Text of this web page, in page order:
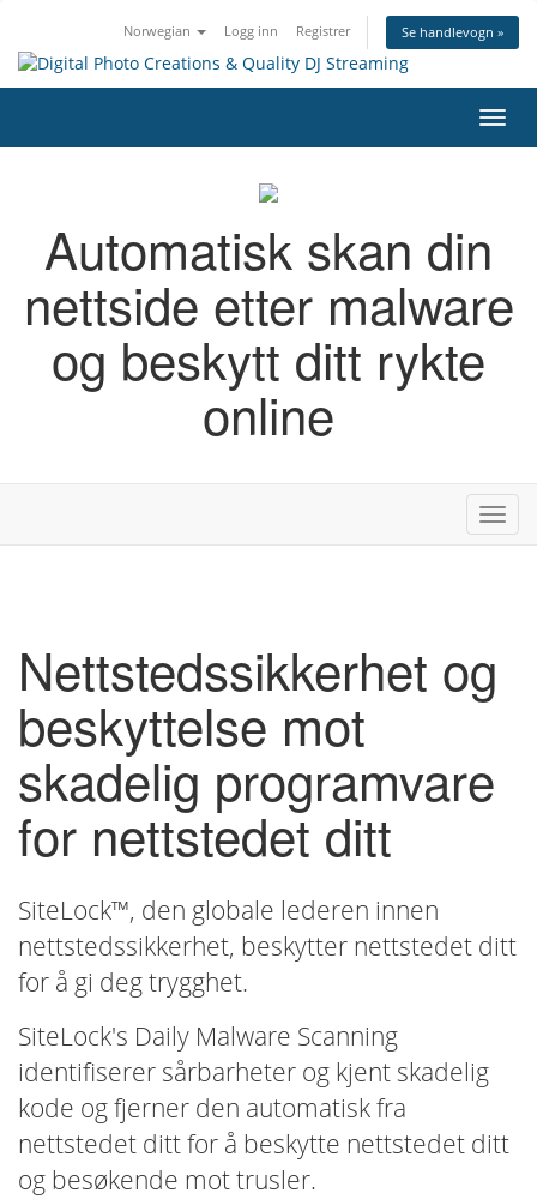
Norwegian Logg inn Registrer Se handlevogn »
Bytt
Automatisk skan din
nettside etter malware
og beskytt ditt rykte
online
Bytt
Nettstedssikkerhet og
beskyttelse mot
skadelig programvare
for nettstedet ditt
SiteLock™, den globale lederen innen
nettstedssikkerhet, beskytter nettstedet ditt
for å gi deg trygghet.
SiteLock's Daily Malware Scanning
identifiserer sårbarheter og kjent skadelig
kode og fjerner den automatisk fra
nettstedet ditt for å beskytte nettstedet ditt
og besøkende mot trusler.